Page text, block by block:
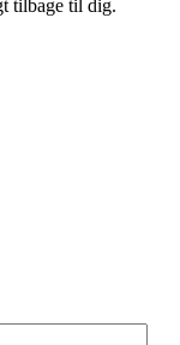
tilbage til dig.